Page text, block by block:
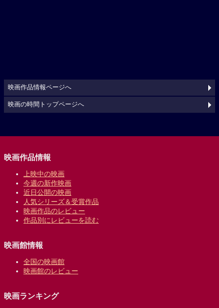
映画作品情報ページへ
映画の時間トップページへ
映画作品情報
上映中の映画
今週の新作映画
近日公開の映画
人気シリーズ＆受賞作品
映画作品のレビュー
作品別にレビューを読む
映画館情報
全国の映画館
映画館のレビュー
映画ランキング